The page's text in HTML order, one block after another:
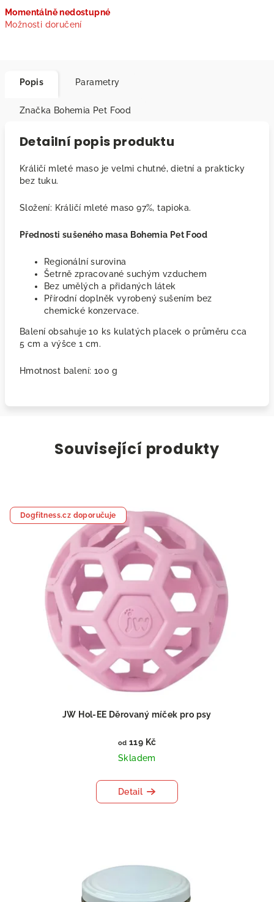
cena:
Momentálně nedostupné
Možnosti doručení
Popis Parametry
Značka Bohemia Pet Food
Detailní popis produktu
Králičí mleté maso je velmi chutné, dietní a prakticky
bez tuku.
Složení: Králičí mleté maso 97%, tapioka.
Přednosti sušeného masa Bohemia Pet Food
Regionální surovina
Šetrně zpracované suchým vzduchem
Bez umělých a přidaných látek
Přírodní doplněk vyrobený sušením bez
chemické konzervace.
Balení obsahuje 10 ks kulatých placek o průměru cca
5 cm a výšce 1 cm.
Hmotnost balení: 100 g
Související produkty
Dogfitness.cz doporučuje
JW Hol-EE Děrovaný míček pro psy
od 119 Kč
Skladem
Detail